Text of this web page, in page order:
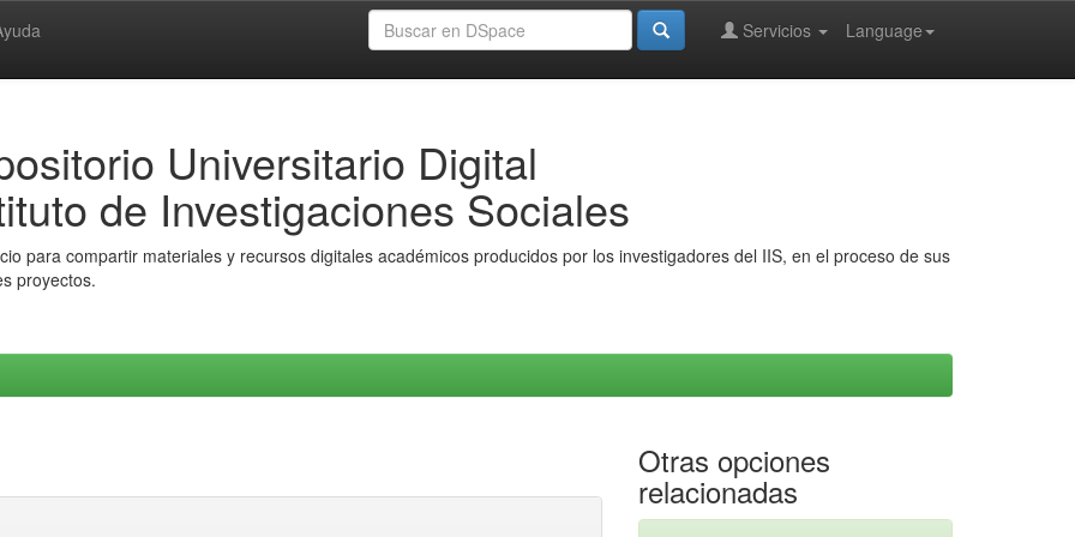
Language
Servicios
Universitario Digital
de Investigaciones Sociales
para compartir materiales y recursos digitales académicos producidos por los investigadores del IIS, en el proceso de sus
proyectos.
Otras opciones
relacionadas